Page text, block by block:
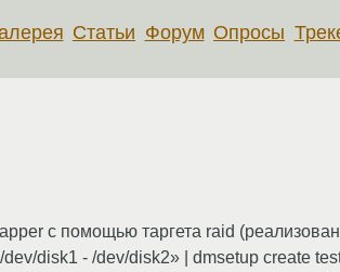
Статьи Форум Опросы
c помощью таргета raid
disk1 - /dev/disk2» | dmsetup create